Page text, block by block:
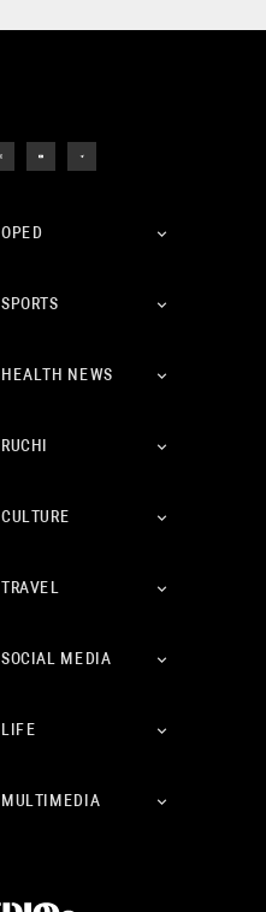
OPED
SPORTS
HEALTH NEWS
RUCHI
CULTURE
TRAVEL
SOCIAL MEDIA
LIFE
MULTIMEDIA